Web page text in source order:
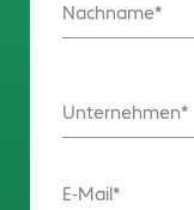
Nachname
Unternehmen
E-Mail